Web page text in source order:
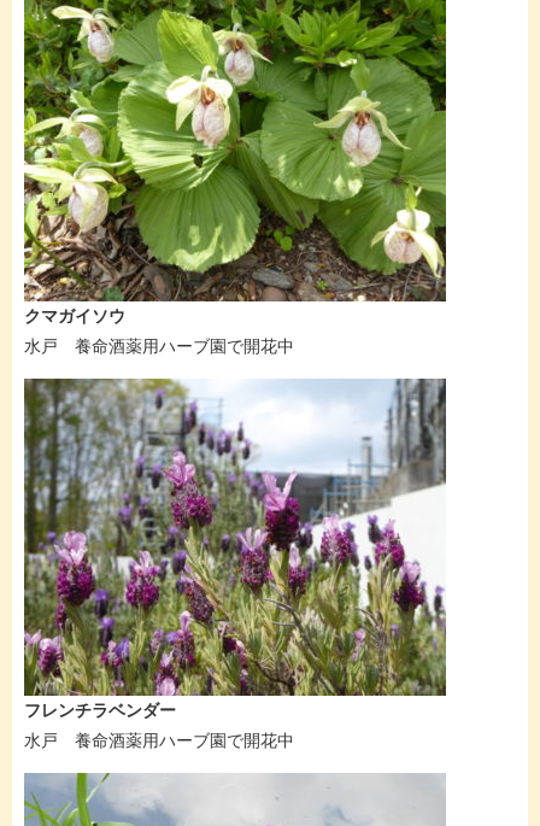
クマガイソウ
水戸 養命酒薬用ハーブ園で開花中
フレンチラベンダー
水戸 養命酒薬用ハーブ園で開花中